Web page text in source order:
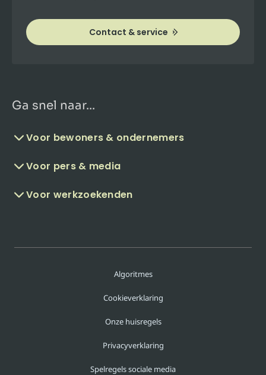
Contact & service
Ga snel naar...
Voor bewoners & ondernemers
Voor pers & media
Voor werkzoekenden
Algoritmes
Cookieverklaring
Onze huisregels
Privacyverklaring
Spelregels sociale media